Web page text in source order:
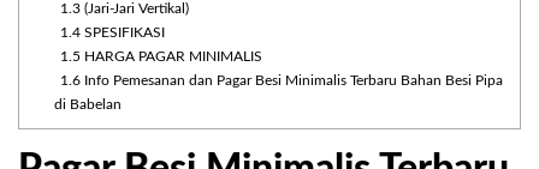
1.3(Jari-Jari Vertikal)
1.4SPESIFIKASI
1.5 HARGA PAGAR MINIMALIS
1.6Info Pemesanan dan Pagar Besi Minimalis Terbaru Bahan Besi Pipa
di Babelan